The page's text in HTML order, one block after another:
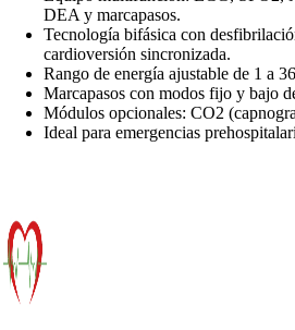
DEA y marcapasos.
Tecnología bifásica con
cardioversión sincronizada.
Rango de energía ajustable de 1 a
Marcapasos con modos fijo y bajo
Módulos opcionales: CO2
Ideal para emergencias